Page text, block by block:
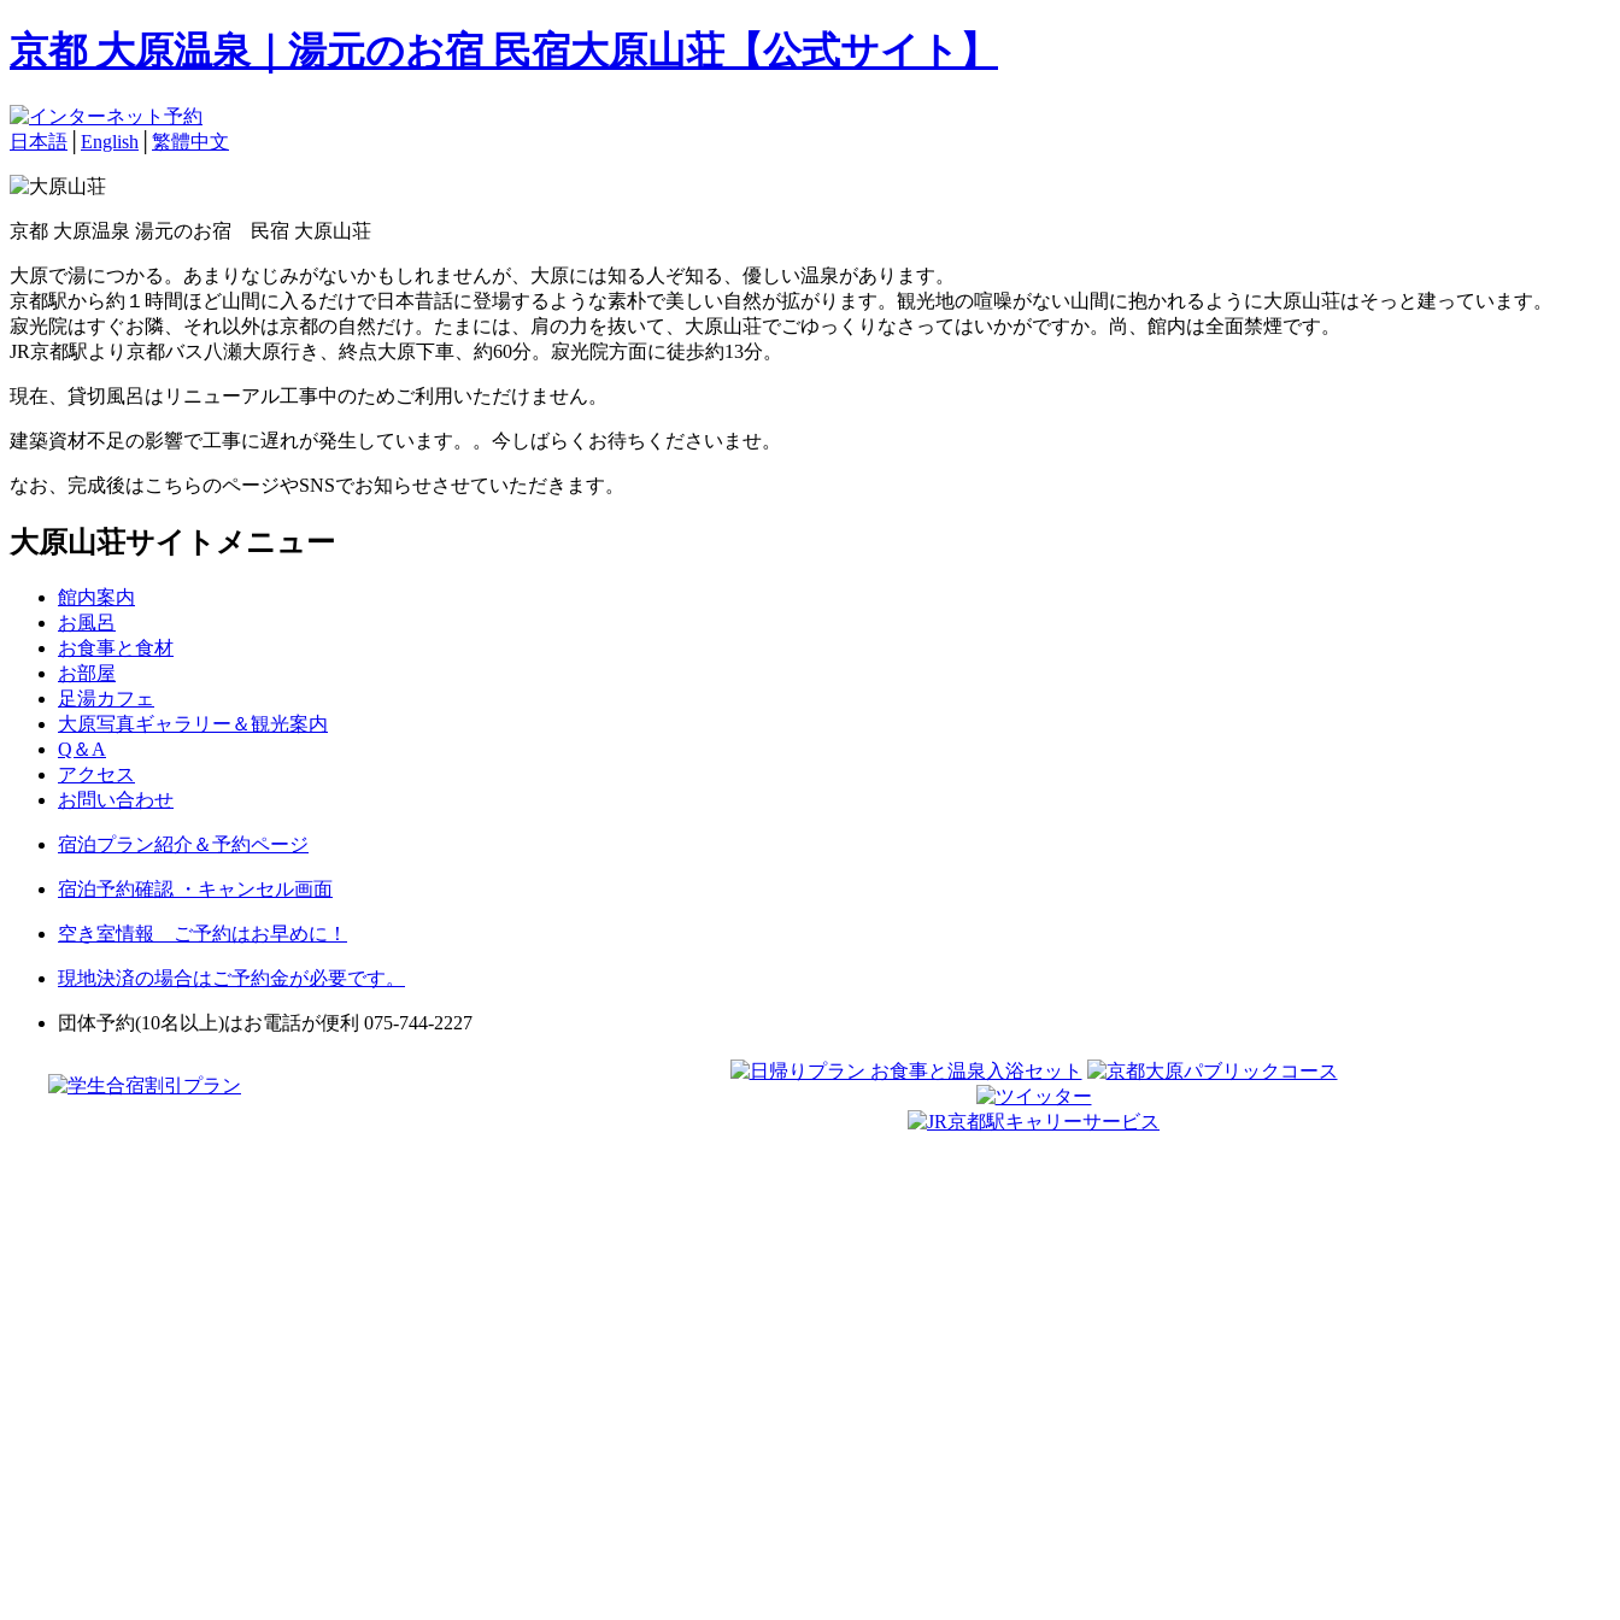
京都 大原温泉｜湯元のお宿 民宿大原山荘【公式サイト】
日本語 English 繁體中文
京都 大原温泉 湯元のお宿 民宿 大原山荘
大原で湯につかる。あまりなじみがないかもしれませんが、大原には知る人ぞ知る、優しい温泉があります。
京都駅から約１時間ほど山間に入るだけで日本昔話に登場するような素朴で美しい自然が拡がります。観光地の喧噪がない山間に抱かれるように大原山荘はそっと建っています。
寂光院はすぐお隣、それ以外は京都の自然だけ。たまには、肩の力を抜いて、大原山荘でごゆっくりなさってはいかがですか。尚、館内は全面禁煙です。
JR京都駅より京都バス八瀬大原行き、終点大原下車、約60分。寂光院方面に徒歩約13分。
現在、貸切風呂はリニューアル工事中のためご利用いただけません。
建築資材不足の影響で工事に遅れが発生しています。。今しばらくお待ちくださいませ。
なお、完成後はこちらのページやSNSでお知らせさせていただきます。
大原山荘サイトメニュー
館内案内
お風呂
お食事と食材
お部屋
足湯カフェ
大原写真ギャラリー＆観光案内
Q＆A
アクセス
お問い合わせ
宿泊プラン紹介＆予約ページ
宿泊予約確認 ・キャンセル画面
空き室情報 ご予約はお早めに！
現地決済の場合はご予約金が必要です。
団体予約(10名以上)はお電話が便利 075-744-2227